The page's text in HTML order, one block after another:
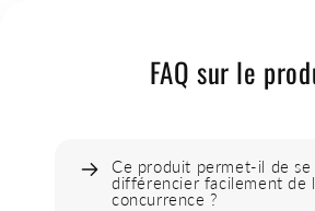
FAQ sur le
Ce produit permet-il de se
différencier facilement de
concurrence ?